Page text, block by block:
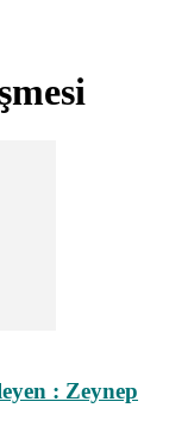
: Zeynep